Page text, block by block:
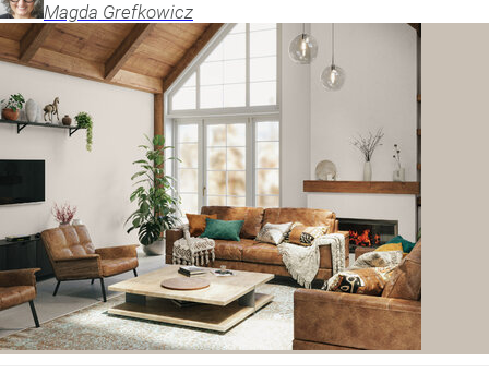
Magda Grefkowicz